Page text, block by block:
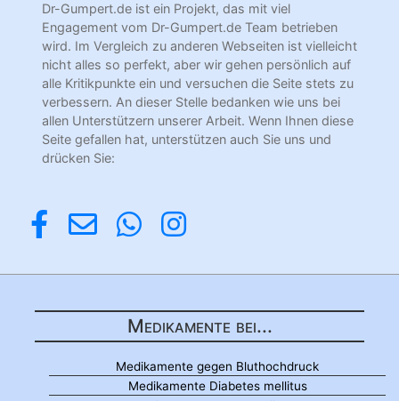
Dr-Gumpert.de ist ein Projekt, das mit viel
Engagement vom Dr-Gumpert.de Team betrieben
wird. Im Vergleich zu anderen Webseiten ist vielleicht
nicht alles so perfekt, aber wir gehen persönlich auf
alle Kritikpunkte ein und versuchen die Seite stets zu
verbessern. An dieser Stelle bedanken wie uns bei
allen Unterstützern unserer Arbeit. Wenn Ihnen diese
Seite gefallen hat, unterstützen auch Sie uns und
drücken Sie:
Medikamente bei...
Medikamente gegen Bluthochdruck
Medikamente Diabetes mellitus